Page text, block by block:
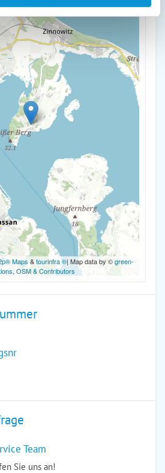
Maps&tourinfra ®| Map data by ©green-
, OSM & Contributors
Team
Sie uns an!